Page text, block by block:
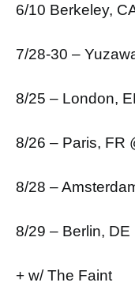
6/10 Berkeley,
7/28-30 –
8/25 – London,
8/26 – Paris, FR
8/28 –
8/29 – Berlin,
+ w/ The Faint